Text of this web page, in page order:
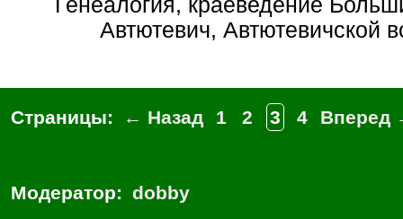
Генеалогия, краеведение Больших и Малых
Автютевич, Автютевичской
Страницы: ← Назад 1 2 3 4 Вперед
Модератор: dobby